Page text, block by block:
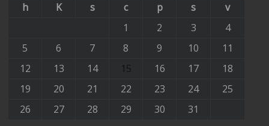
h
K s c p s
v
1
2 3
4
5
6 7 8 9 10
11
12
13 14 15 16 17
18
19
20 21 22 23 24
25
26
27 28 29 30 31